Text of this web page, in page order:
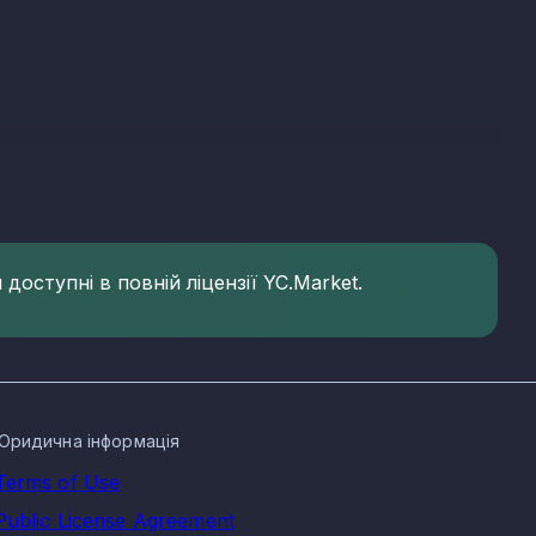
Вінницької області
в повній ліцензії YC.Market.
інформація
of Use
License Agreement